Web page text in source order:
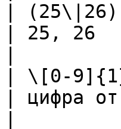
|
| 25, 26
| \[0-
| цифра